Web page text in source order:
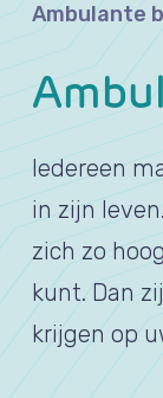
Ambulante
Iedereen
in zijn
zich zo
kunt. Dan
krijgen op